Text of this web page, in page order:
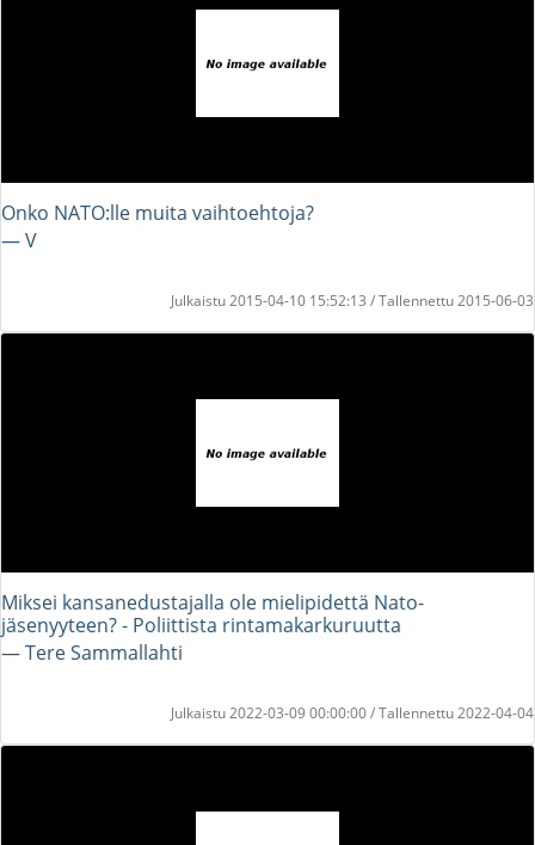
Onko NATO:lle muita vaihtoehtoja?
― V
Julkaistu 2015-04-10 15:52:13 / Tallennettu 2015-06-03
Miksei kansanedustajalla ole mielipidettä Nato-
jäsenyyteen? - Poliittista rintamakarkuruutta
― Tere Sammallahti
Julkaistu 2022-03-09 00:00:00 / Tallennettu 2022-04-04